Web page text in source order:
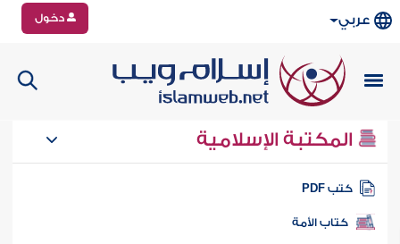
عربي دخول
المكتبة الإسلامية
كتب PDF